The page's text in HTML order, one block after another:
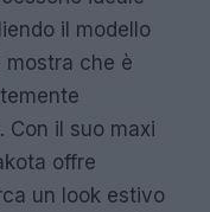
il modello
mostra che è
Con il suo maxi
offre
un look estivo